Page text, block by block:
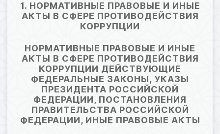
1. НОРМАТИВНЫЕ ПРАВОВЫЕ И ИНЫЕ
АКТЫ В СФЕРЕ ПРОТИВОДЕЙСТВИЯ
КОРРУПЦИИ
НОРМАТИВНЫЕ ПРАВОВЫЕ И ИНЫЕ
АКТЫ В СФЕРЕ ПРОТИВОДЕЙСТВИЯ
КОРРУПЦИИ ДЕЙСТВУЮЩИЕ
ФЕДЕРАЛЬНЫЕ ЗАКОНЫ, УКАЗЫ
ПРЕЗИДЕНТА РОССИЙСКОЙ
ФЕДЕРАЦИИ, ПОСТАНОВЛЕНИЯ
ПРАВИТЕЛЬСТВА РОССИЙСКОЙ
ФЕДЕРАЦИИ, ИНЫЕ ПРАВОВЫЕ АКТЫ